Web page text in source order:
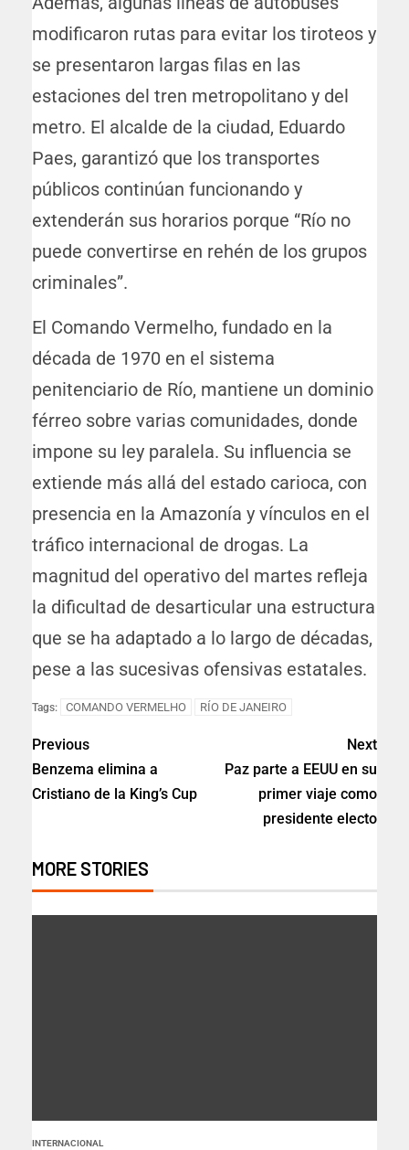
modificaron rutas para evitar los tiroteos y
se presentaron largas filas en las
estaciones del tren metropolitano y del
metro. El alcalde de la ciudad, Eduardo
Paes, garantizó que los transportes
públicos continúan funcionando y
extenderán sus horarios porque “Río no
puede convertirse en rehén de los grupos
criminales”.
El Comando Vermelho, fundado en la
década de 1970 en el sistema
penitenciario de Río, mantiene un dominio
férreo sobre varias comunidades, donde
impone su ley paralela. Su influencia se
extiende más allá del estado carioca, con
presencia en la Amazonía y vínculos en el
tráfico internacional de drogas. La
magnitud del operativo del martes refleja
la dificultad de desarticular una estructura
que se ha adaptado a lo largo de décadas,
pese a las sucesivas ofensivas estatales.
Tags: COMANDO VERMELHO RÍO DE JANEIRO
Previous
Benzema elimina a
Cristiano de la King’s Cup
Next
Paz parte a EEUU en su
primer viaje como
presidente electo
MORE STORIES
INTERNACIONAL